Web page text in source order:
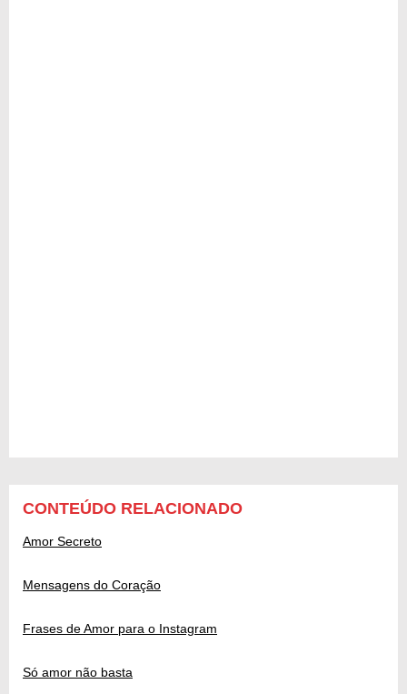
CONTEÚDO RELACIONADO
Amor Secreto
Mensagens do Coração
Frases de Amor para o Instagram
Só amor não basta